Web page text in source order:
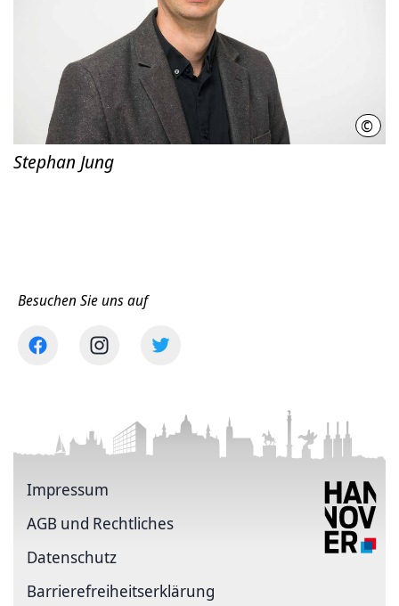
©
Stephan Jung
Besuchen Sie uns auf
Impressum
AGB und Rechtliches
Datenschutz
Barriere­freiheits­erklärung